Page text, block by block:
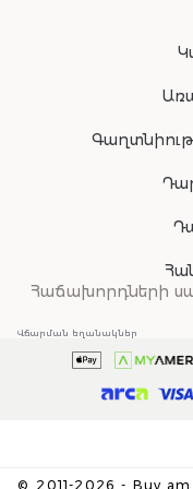
Հաճախորդների
© 2011-2026 - Buy.am
Վճարման եղանակներ